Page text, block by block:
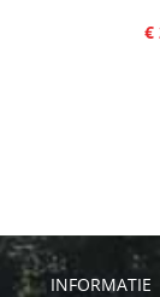
€
INFORMATIE